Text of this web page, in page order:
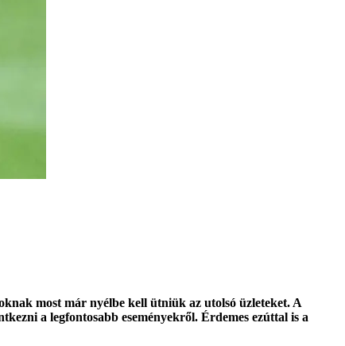
most már nyélbe kell ütniük az utolsó üzleteket. A
a legfontosabb eseményekről. Érdemes ezúttal is a